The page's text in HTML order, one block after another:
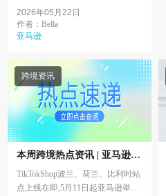
助手取代Rufus 3.马逊上线CDQ算
法重构Listing规则 4.Temu恢复越南
站运营...
2026年05月22日
作者：Bella
亚马逊
跨境资讯
本周跨境热点资讯 | 亚马逊
TikTokShop波兰、荷兰、比利时站
点上线在即,5月11日起亚马逊举行